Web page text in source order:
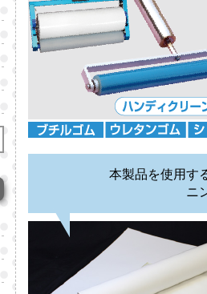
本製品を使用す
ニ